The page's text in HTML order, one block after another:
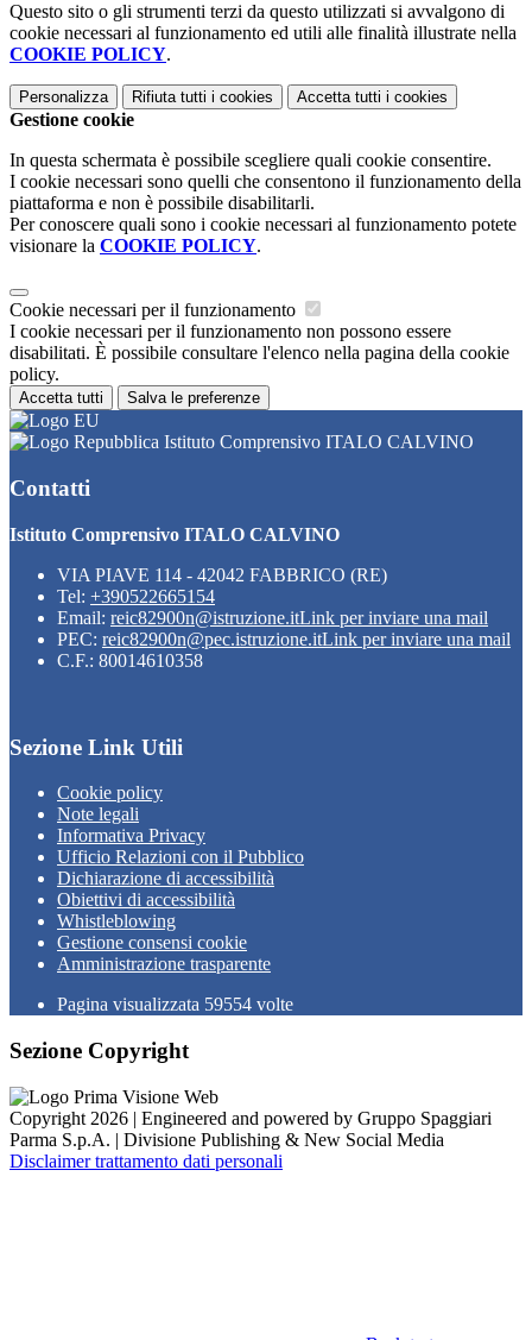
Questo sito o gli strumenti terzi da questo utilizzati si avvalgono di
cookie necessari al funzionamento ed utili alle finalità illustrate nella
COOKIE POLICY.
Personalizza Rifiuta tutti i cookies Accetta tutti i cookies
Gestione cookie
In questa schermata è possibile scegliere quali cookie consentire.
I cookie necessari sono quelli che consentono il funzionamento della
piattaforma e non è possibile disabilitarli.
Per conoscere quali sono i cookie necessari al funzionamento potete
visionare la COOKIE POLICY.
Cookie necessari per il funzionamento
I cookie necessari per il funzionamento non possono essere
disabilitati. È possibile consultare l'elenco nella pagina della cookie
policy.
Accetta tutti Salva le preferenze
Istituto Comprensivo ITALO CALVINO
Contatti
Istituto Comprensivo ITALO CALVINO
VIA PIAVE 114 - 42042 FABBRICO (RE)
Tel: +390522665154
Email: reic82900n@istruzione.itLink per inviare una mail
PEC: reic82900n@pec.istruzione.itLink per inviare una mail
C.F.: 80014610358
Sezione Link Utili
Cookie policy
Note legali
Informativa Privacy
Ufficio Relazioni con il Pubblico
Dichiarazione di accessibilità
Obiettivi di accessibilità
Whistleblowing
Gestione consensi cookie
Amministrazione trasparente
Pagina visualizzata 59554 volte
Sezione Copyright
Copyright 2026 | Engineered and powered by Gruppo Spaggiari
Parma S.p.A. | Divisione Publishing & New Social Media
Disclaimer trattamento dati personali